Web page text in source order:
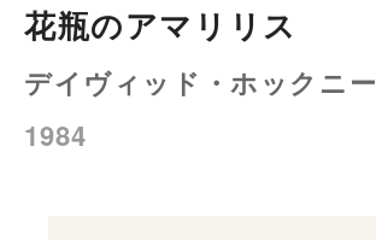
花瓶のアマリリス
デイヴィッド・ホックニー
1984